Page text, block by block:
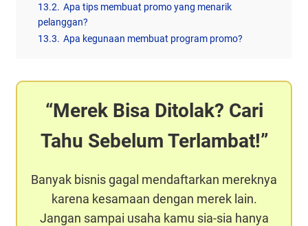
13.2. Apa tips membuat promo yang menarik
pelanggan?
13.3. Apa kegunaan membuat program promo?
Merek Bisa Ditolak? Cari
Tahu Sebelum Terlambat!
Banyak bisnis gagal mendaftarkan mereknya
karena kesamaan dengan merek lain.
Jangan sampai usaha kamu sia-sia hanya